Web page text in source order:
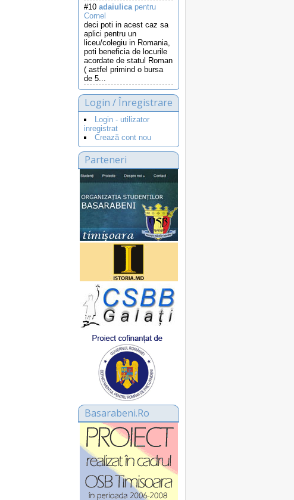
#10 adaiulicapentru
Cornel
deci poti in acest caz sa
aplici pentru un
liceu/colegiu in Romania,
poti beneficia de locurile
acordate de statul Roman
( astfel primind o bursa
de 5...
Login / Înregistrare
Login - utilizator
inregistrat
Crează cont nou
Parteneri
Basarabeni.Ro